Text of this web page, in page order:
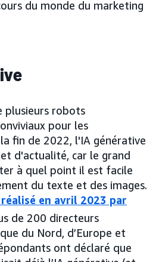
du monde du marketing
plusieurs robots
pour les
fin de 2022, l'IA générative
d'actualité, car le grand
à quel point il est facile
du texte et des images.
en avril 2023 par
de 200 directeurs
du Nord, d’Europe et
ont déclaré que